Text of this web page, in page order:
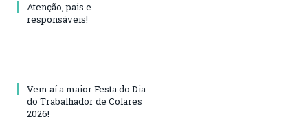
Atenção, pais e
responsáveis!
Vem aí a maior Festa do Dia
do Trabalhador de Colares
2026!